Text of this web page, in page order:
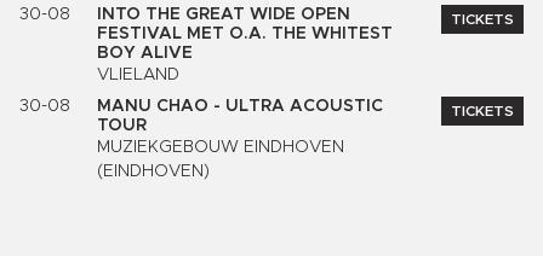
30-08
INTO THE GREAT WIDE OPEN
FESTIVAL MET O.A. THE WHITEST
BOY ALIVE
VLIELAND
TICKETS
30-08
MANU CHAO - ULTRA ACOUSTIC
TOUR
MUZIEKGEBOUW EINDHOVEN
(EINDHOVEN)
TICKETS